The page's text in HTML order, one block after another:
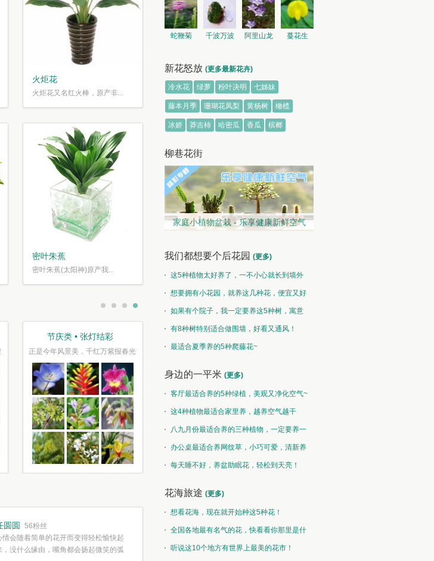
火炬花
火炬花又名红火棒，原产非...
密叶朱蕉
密叶朱蕉(太阳神)原产我...
节庆类 • 张灯结彩
正是今年风景美，千红万紫报春光 然果曾经皆为花，却非皆花都成果
圆圆
56粉丝
情会随着简单的花开而变得轻松愉快起
，没什么缘由，嘴角都会扬起微笑的弧
蛇鞭菊 千波万波
阿里山龙
蔓花生
新花怒放 (更多最新花卉)
冷水花 绿萝 粉叶决明 七姊妹
藤本月季 珊瑚花凤梨 黄杨树 橄榄
冰娇 莽吉柿 哈密瓜 香瓜 槟榔
柳巷花街
家庭小植物盆栽 - 乐享健康新鲜空气
我们都想要个后花园 (更多)
这5种植物太好养了，一不小心就长到墙外
了~想要拥有小花园，就养这几种花，便宜又好
养！如果有个院子，我一定要养这5种树，寓意
特别好！
有8种树特别适合做围墙，好看又通风！
最适合夏季养的5种爬藤花~
身边的一平米 (更多)
客厅最适合养的5种绿植，美观又净化空气~
这4种植物最适合家里养，越养空气越干
净！八九月份最适合养的三种植物，一定要养一
盆呀~
办公桌最适合养网纹草，小巧可爱，清新养
眼！每天睡不好，养盆助眠花，轻松到天亮！
花海旅途 (更多)
想看花海，现在就开始种这5种花！
全国各地最有名气的花，快看看你那里是什
么花儿！
听说这10个地方有世界上最美的花市！